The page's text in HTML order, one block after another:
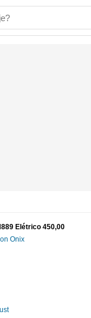
Elétrico 450,00
Onix